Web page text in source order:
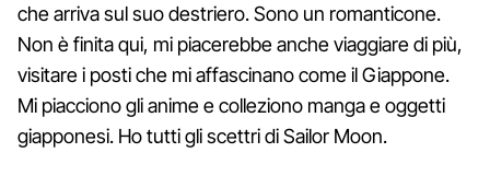
che arriva sul suo destriero. Sono un romanticone.
Non è finita qui, mi piacerebbe anche viaggiare di più,
visitare i posti che mi affascinano come il Giappone.
Mi piacciono gli anime e colleziono manga e oggetti
giapponesi. Ho tutti gli scettri di Sailor Moon.